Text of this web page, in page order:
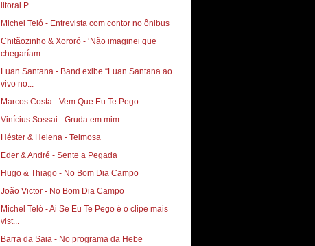
litoral P...
Michel Teló - Entrevista com contor no ônibus
Chitãozinho & Xororó - ‘Não imaginei que
chegaríam...
Luan Santana - Band exibe “Luan Santana ao
vivo no...
Marcos Costa - Vem Que Eu Te Pego
Vinícius Sossai - Gruda em mim
Héster & Helena - Teimosa
Eder & André - Sente a Pegada
Hugo & Thiago - No Bom Dia Campo
João Victor - No Bom Dia Campo
Michel Teló - Ai Se Eu Te Pego é o clipe mais
vist...
Barra da Saia - No programa da Hebe